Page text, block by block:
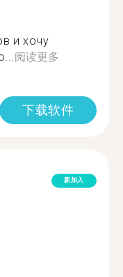
и хочу
阅读更多
下载软件
新加入